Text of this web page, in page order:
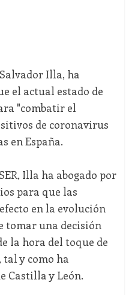
Illa, ha
el actual estado de
"combatir el
de coronavirus
en España.
Illa ha abogado por
para que las
en la evolución
tomar una decisión
la hora del toque de
tal y como ha
Castilla y León.